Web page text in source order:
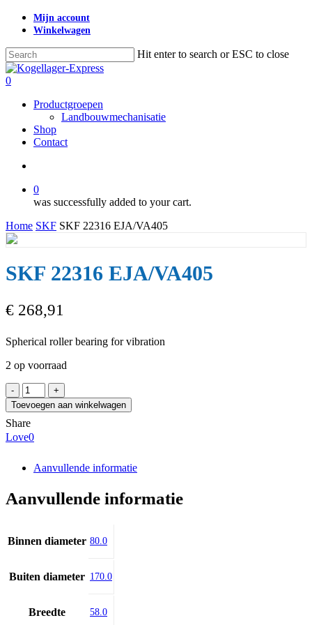
Skip
content
Mijn account
Winkelwagen
Hit enter to search or ESC to close
Close
Search
search
0
Productgroepen
Landbouwmechanisatie
Shop
Contact
0
was successfully added to your cart.
Home SKF SKF 22316 EJA/VA405
SKF 22316 EJA/VA405
€ 268,91
Spherical roller bearing for vibration
2 op voorraad
SKF
22316
EJA/VA405
aantal
Toevoegen aan winkelwagen
Share
Love0
Aanvullende informatie
Aanvullende informatie
Binnen diameter 80.0
Buiten diameter 170.0
Breedte 58.0